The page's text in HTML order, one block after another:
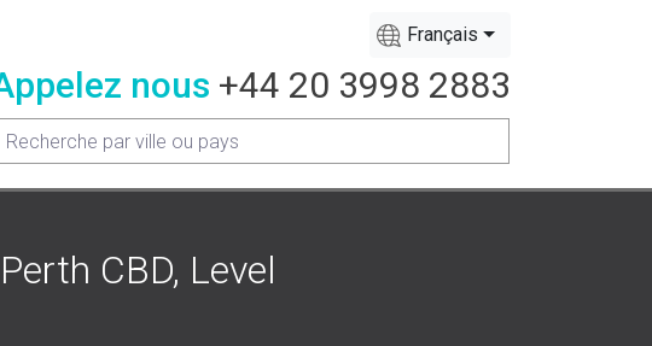
Français
nous +44 20 3998 2883
CBD, Level